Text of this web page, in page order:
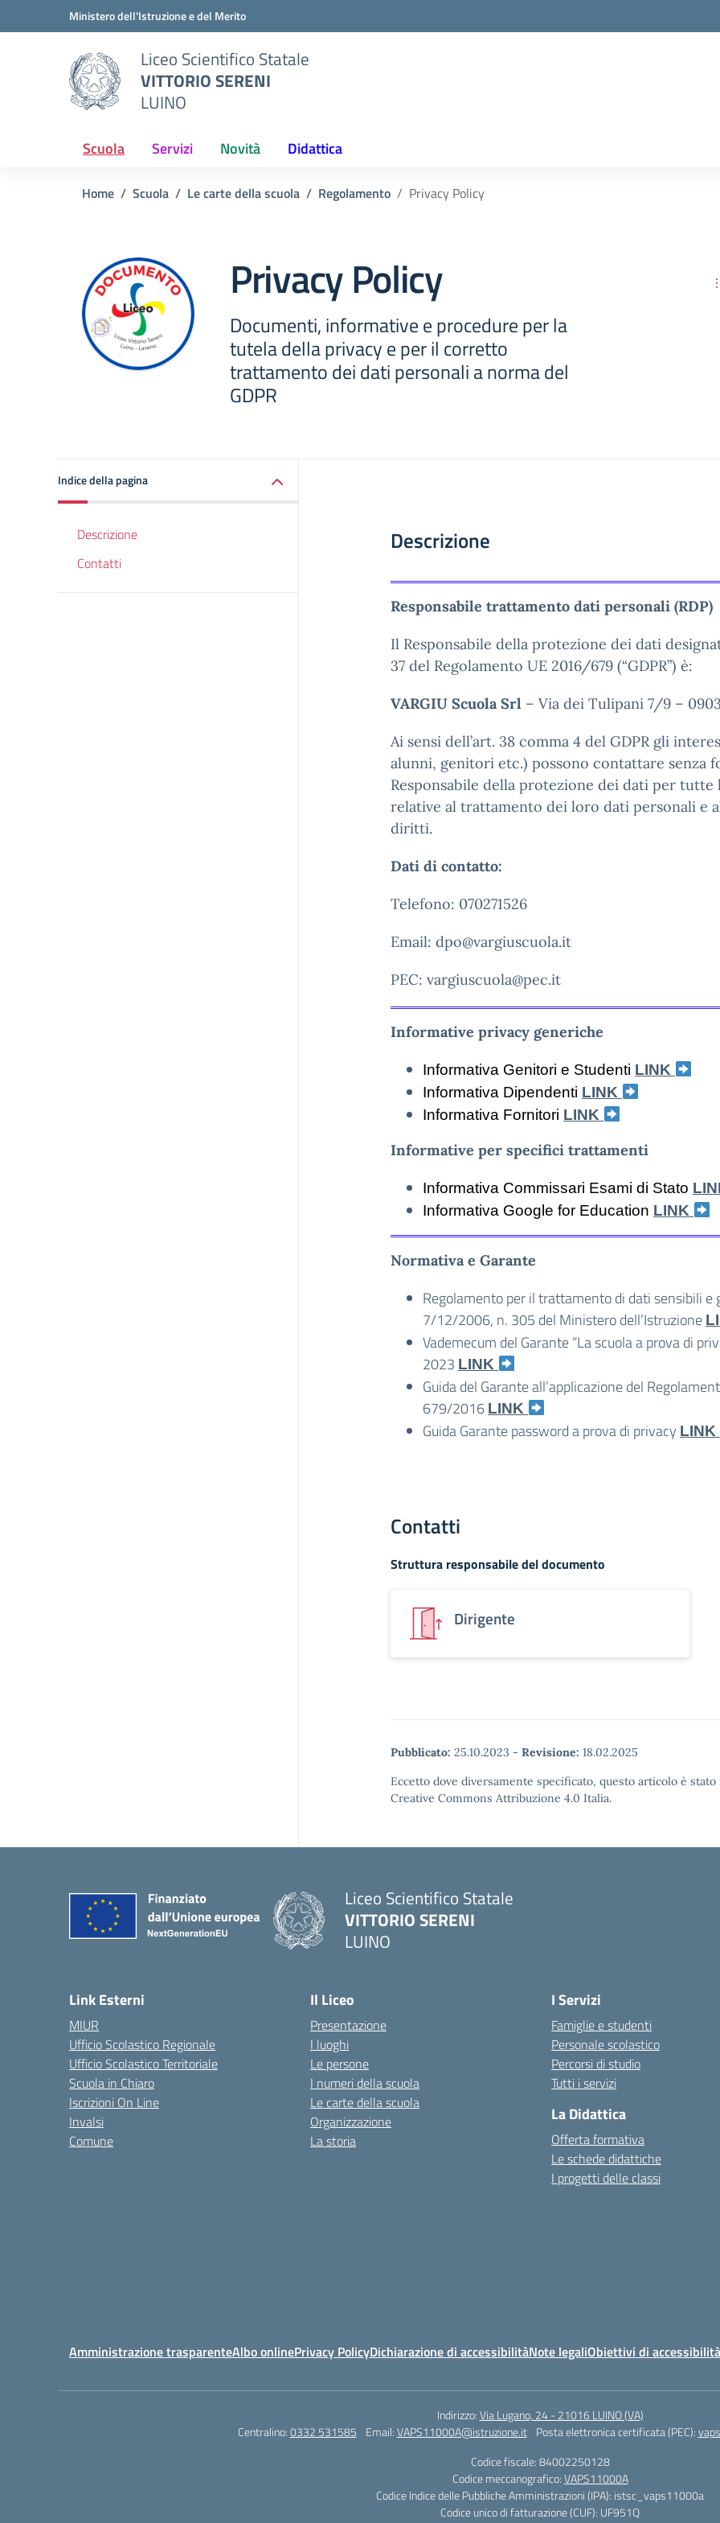
Vai ai contenuti
Vai al menu di navigazioneMinistero dell'Istruzione e del Merito
Liceo Scientifico Statale
VITTORIO SERENI
LUINO
Scuola Servizi Novità Didattica
Home Scuola Le carte della scuola Regolamento Privacy Policy
Privacy Policy
Documenti, informative e procedure per la
tutela della privacy e per il corretto
trattamento dei dati personali a norma del
GDPR
Indice della pagina
Descrizione
Contatti
Descrizione
Responsabile trattamento dati personali (RDP)
Il Responsabile della protezione dei dati
37 del Regolamento UE 2016/679 (“GDPR”) è:
VARGIU Scuola Srl – Via dei Tulipani 7/9 –
Ai sensi dell’art. 38 comma 4 del GDPR gli
alunni, genitori etc.) possono contattare senza
Responsabile della protezione dei dati per tutte
relative al trattamento dei loro dati personali e
diritti.
Dati di contatto:
Telefono: 070271526
Email: dpo@vargiuscuola.it
PEC: vargiuscuola@pec.it
Informative privacy generiche
Informativa Genitori e Studenti LINK
Informativa Dipendenti LINK
Informativa Fornitori LINK
Informative per specifici trattamenti
Informativa Commissari Esami di Stato
Informativa Google for Education LINK
Normativa e Garante
Regolamento per il trattamento di dati sensibili e
7/12/2006, n. 305 del Ministero dell’Istruzione
Vademecum del Garante “La scuola a prova di
2023 LINK
Guida del Garante all’applicazione del
679/2016 LINK
Guida Garante password a prova di privacy LINK
Contatti
Struttura responsabile del documento
Dirigente
Pubblicato: 25.10.2023 - Revisione: 18.02.2025
Eccetto dove diversamente specificato, questo articolo è
Creative Commons Attribuzione 4.0 Italia.
Liceo Scientifico Statale
VITTORIO SERENI
LUINO
Link Esterni
MIUR
Ufficio Scolastico Regionale
Ufficio Scolastico Territoriale
Scuola in Chiaro
Iscrizioni On Line
Invalsi
Comune
Il Liceo
Presentazione
I luoghi
Le persone
I numeri della scuola
Le carte della scuola
Organizzazione
La storia
I Servizi
Famiglie e studenti
Personale scolastico
Percorsi di studio
Tutti i servizi
La Didattica
Offerta formativa
Le schede didattiche
I progetti delle classi
Amministrazione trasparenteAlbo onlinePrivacy PolicyDichiarazione di accessibilitàNote legaliObiettivi di accessibilità
Indirizzo:Via Lugano, 24 - 21016 LUINO (VA)
Centralino:0332 531585 Email:VAPS11000A@istruzione.it Posta elettronica certificata (PEC):
Codice fiscale: 84002250128
Codice meccanografico:VAPS11000A
Codice Indice delle Pubbliche Amministrazioni (IPA): istsc_vaps11000a
Codice unico di fatturazione (CUF): UF951Q